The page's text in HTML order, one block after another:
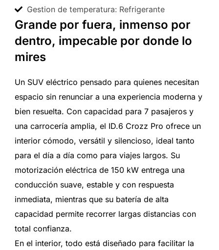
Gestion de temperatura: Refrigerante
Grande por fuera, inmenso por
dentro, impecable por donde lo
mires
Un SUV eléctrico pensado para quienes necesitan
espacio sin renunciar a una experiencia moderna y
bien resuelta. Con capacidad para 7 pasajeros y
una carrocería amplia, el ID.6 Crozz Pro ofrece un
interior cómodo, versátil y silencioso, ideal tanto
para el día a día como para viajes largos. Su
motorización eléctrica de 150 kW entrega una
conducción suave, estable y con respuesta
inmediata, mientras que su batería de alta
capacidad permite recorrer largas distancias con
total confianza.
En el interior, todo está diseñado para facilitar la